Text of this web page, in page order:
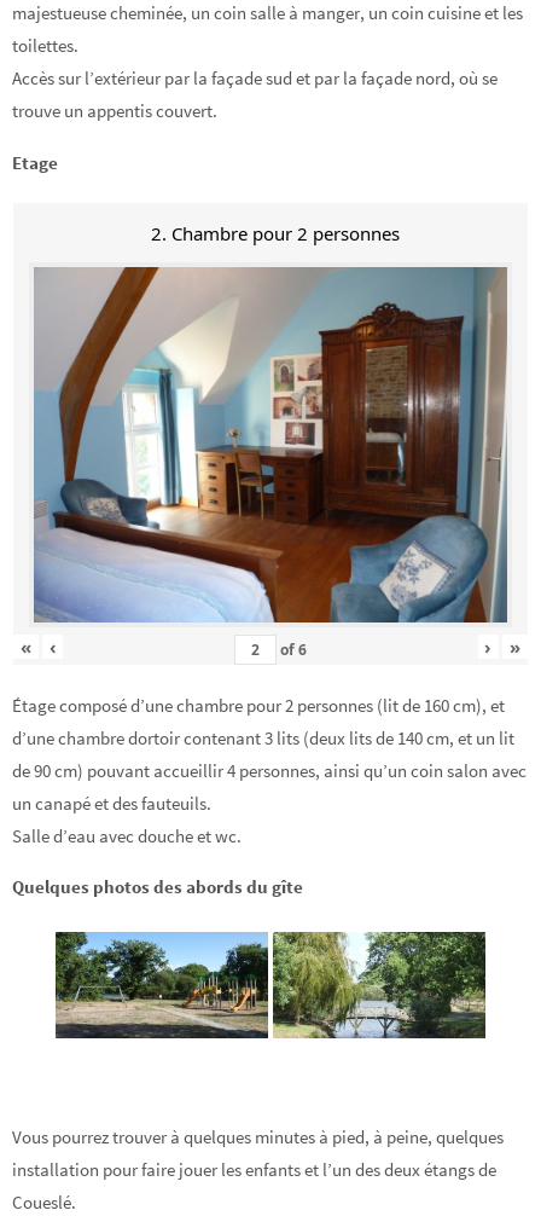
majestueuse cheminée, un coin salle à manger, un coin cuisine et les
toilettes.
Accès sur l’extérieur par la façade sud et par la façade nord, où se
trouve un appentis couvert.
Etage
2. Chambre pour 2 personnes
« ‹ of6 › »
Étage composé d’une chambre pour 2 personnes (lit de 160 cm), et
d’une chambre dortoir contenant 3 lits (deux lits de 140 cm, et un lit
de 90 cm) pouvant accueillir 4 personnes, ainsi qu’un coin salon avec
un canapé et des fauteuils.
Salle d’eau avec douche et wc.
Quelques photos des abords du gîte
Vous pourrez trouver à quelques minutes à pied, à peine, quelques
installation pour faire jouer les enfants et l’un des deux étangs de
Coueslé.